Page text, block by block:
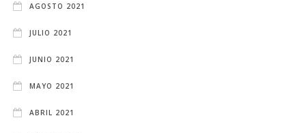
AGOSTO 2021
JULIO 2021
JUNIO 2021
MAYO 2021
ABRIL 2021